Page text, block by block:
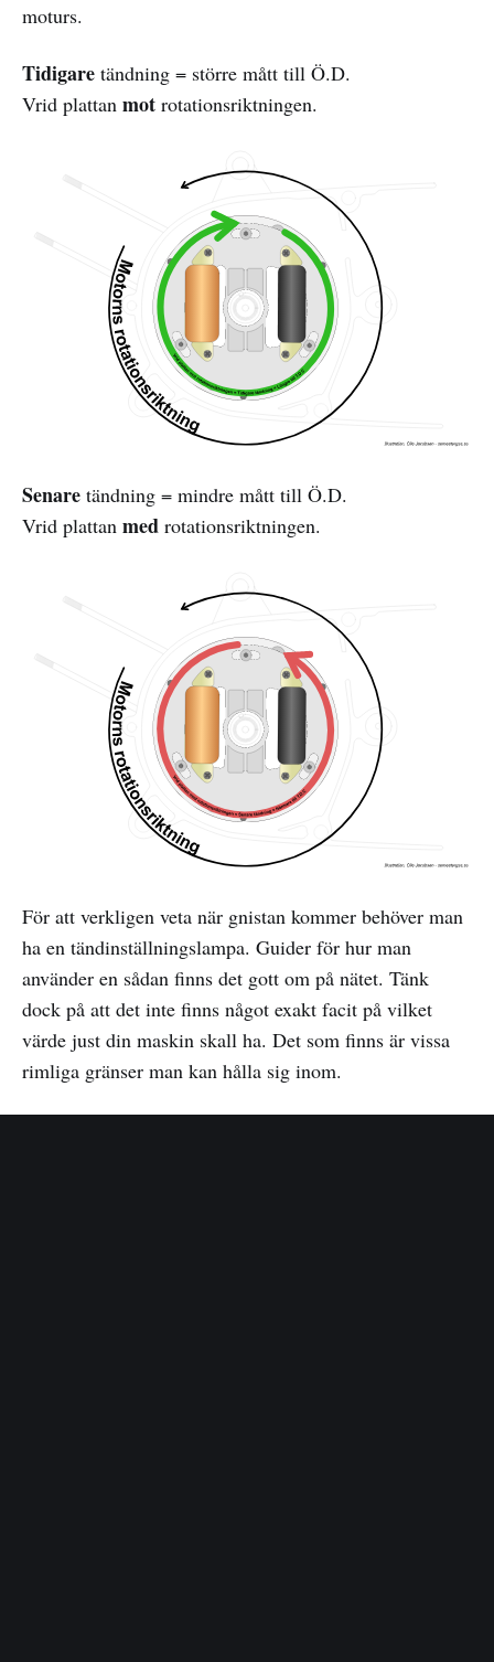
moturs.
Tidigare tändning = större mått till Ö.D.
Vrid plattan mot rotationsriktningen.
Senare tändning = mindre mått till Ö.D.
Vrid plattan med rotationsriktningen.
För att verkligen veta när gnistan kommer behöver man
ha en tändinställningslampa. Guider för hur man
använder en sådan finns det gott om på nätet. Tänk
dock på att det inte finns något exakt facit på vilket
värde just din maskin skall ha. Det som finns är vissa
rimliga gränser man kan hålla sig inom.